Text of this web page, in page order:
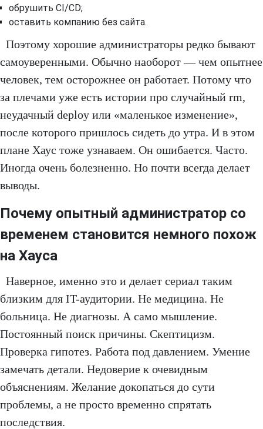
обрушить CI/CD;
оставить компанию без сайта.
Поэтому хорошие администраторы редко бывают
самоуверенными. Обычно наоборот — чем опытнее
человек, тем осторожнее он работает. Потому что
за плечами уже есть истории про случайный rm,
неудачный deploy или «маленькое изменение»,
после которого пришлось сидеть до утра. И в этом
плане Хаус тоже узнаваем. Он ошибается. Часто.
Иногда очень болезненно. Но почти всегда делает
выводы.
Почему опытный администратор со
временем становится немного похож
на Хауса
Наверное, именно это и делает сериал таким
близким для IT-аудитории. Не медицина. Не
больница. Не диагнозы. А само мышление.
Постоянный поиск причины. Скептицизм.
Проверка гипотез. Работа под давлением. Умение
замечать детали. Недоверие к очевидным
объяснениям. Желание докопаться до сути
проблемы, а не просто временно спрятать
последствия.